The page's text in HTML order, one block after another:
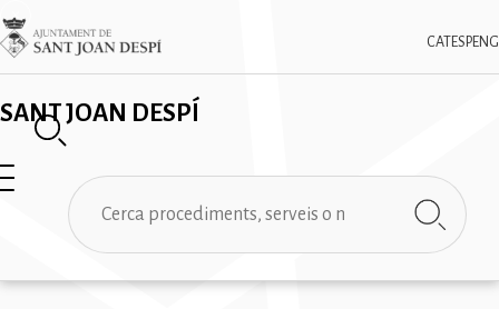
Vés
al
contingut
SANT JOAN DESPÍ
CAT ESPENG
Imatge
✕
Cerca